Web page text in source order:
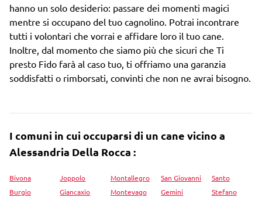
hanno un solo desiderio: passare dei momenti magici
mentre si occupano del tuo cagnolino. Potrai incontrare
tutti i volontari che vorrai e affidare loro il tuo cane.
Inoltre, dal momento che siamo più che sicuri che Ti
presto Fido farà al caso tuo, ti offriamo una garanzia
soddisfatti o rimborsati, convinti che non ne avrai bisogno.
I comuni in cui occuparsi di un cane vicino a
Alessandria Della Rocca :
Bivona
Burgio
Joppolo
Giancaxio
Montallegro
Montevago
San Giovanni
Gemini
Santo
Stefano